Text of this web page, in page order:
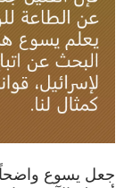
جعل يسوع واضحاً